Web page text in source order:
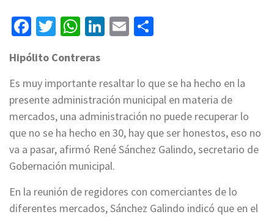
Facebook
Twitter
WhatsApp
LinkedIn
Email
Hipólito Contreras
Es muy importante resaltar lo que se ha hecho en la
presente administración municipal en materia de
mercados, una administración no puede recuperar lo
que no se ha hecho en 30, hay que ser honestos, eso no
va a pasar, afirmó René Sánchez Galindo, secretario de
Gobernación municipal.
En la reunión de regidores con comerciantes de lo
diferentes mercados, Sánchez Galindo indicó que en el